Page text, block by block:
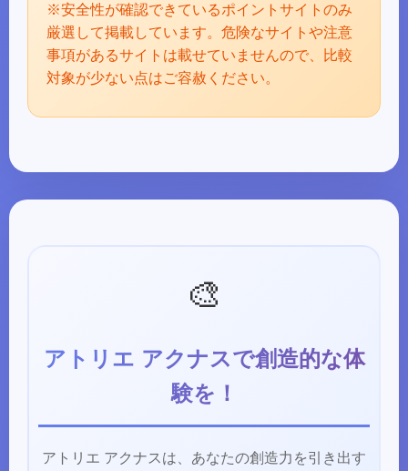
※安全性が確認できているポイントサイトのみ
厳選して掲載しています。危険なサイトや注意
事項があるサイトは載せていませんので、比較
対象が少ない点はご容赦ください。
🎨
アトリエ アクナスで創造的な体
験を！
アトリエ アクナスは、あなたの創造力を引き出す